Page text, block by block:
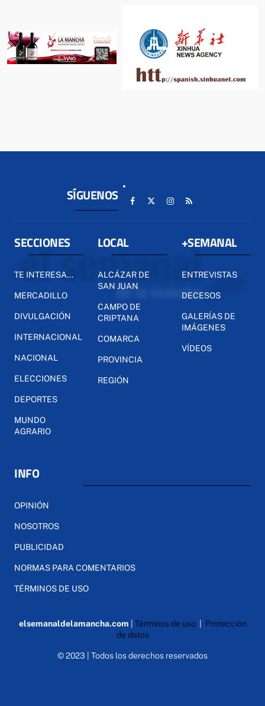
SÍGUENOS
SECCIONES
TE INTERESA...
MERCADILLO
DIVULGACIÓN
INTERNACIONAL
NACIONAL
ELECCIONES
DEPORTES
MUNDO
AGRARIO
LOCAL
ALCÁZAR DE
SAN JUAN
CAMPO DE
CRIPTANA
COMARCA
PROVINCIA
REGIÓN
+SEMANAL
ENTREVISTAS
DECESOS
GALERÍAS DE
IMÁGENES
VÍDEOS
INFO
OPINIÓN
NOSOTROS
PUBLICIDAD
NORMAS PARA COMENTARIOS
TÉRMINOS DE USO
elsemanaldelamancha.com | Términos de uso| Protección
de datos
© 2023 | Todos los derechos reservados